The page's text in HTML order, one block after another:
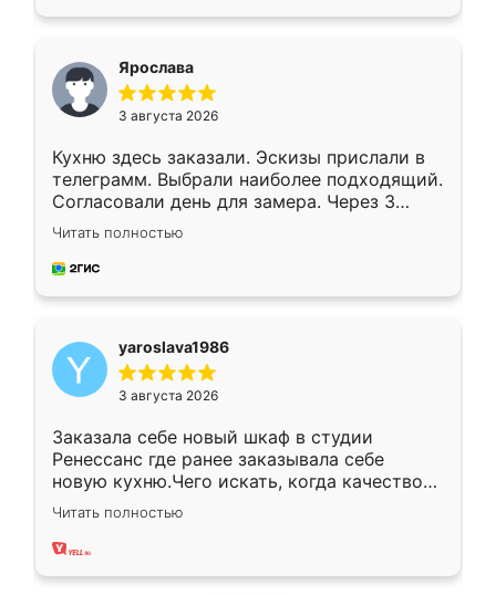
Ярослава
3 августа 2026
Кухню здесь заказали. Эскизы прислали в
телеграмм. Выбрали наиболее подходящий.
Согласовали день для замера. Через 3
недели кухня была уже готова. Остались
довольны работой. Спасибо Ренессанс
мебель за качественную работу!
Читать полностью
yaroslava1986
3 августа 2026
Заказала себе новый шкаф в студии
Ренессанс где ранее заказывала себе
новую кухню.Чего искать, когда качеством
вполне довольна. Служит кухня уже почти
два года, нареканий нет.
Читать полностью